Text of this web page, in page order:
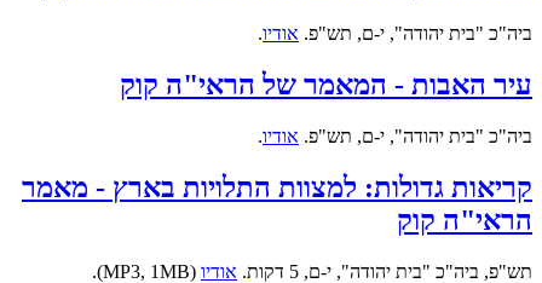
ביה"כ "בית יהודה", י-ם, תש"פ. אודיו.
עיר האבות - המאמר של הראי"ה קוק
ביה"כ "בית יהודה", י-ם, תש"פ. אודיו.
קריאות גדולות: למצוות התלויות בארץ - מאמר
הראי"ה קוק
תש"פ, ביה"כ "בית יהודה", י-ם, 5 דקות. אודיו (MP3, 1MB).